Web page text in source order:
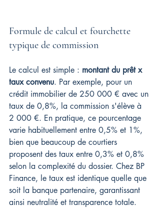
Formule de calcul et fourchette
typique de commission
Le calcul est simple : montant du prêt x
taux convenu. Par exemple, pour un
crédit immobilier de 250 000 € avec un
taux de 0,8%, la commission s'élève à
2 000 €. En pratique, ce pourcentage
varie habituellement entre 0,5% et 1%,
bien que beaucoup de courtiers
proposent des taux entre 0,3% et 0,8%
selon la complexité du dossier. Chez BP
Finance, le taux est identique quelle que
soit la banque partenaire, garantissant
ainsi neutralité et transparence totale.